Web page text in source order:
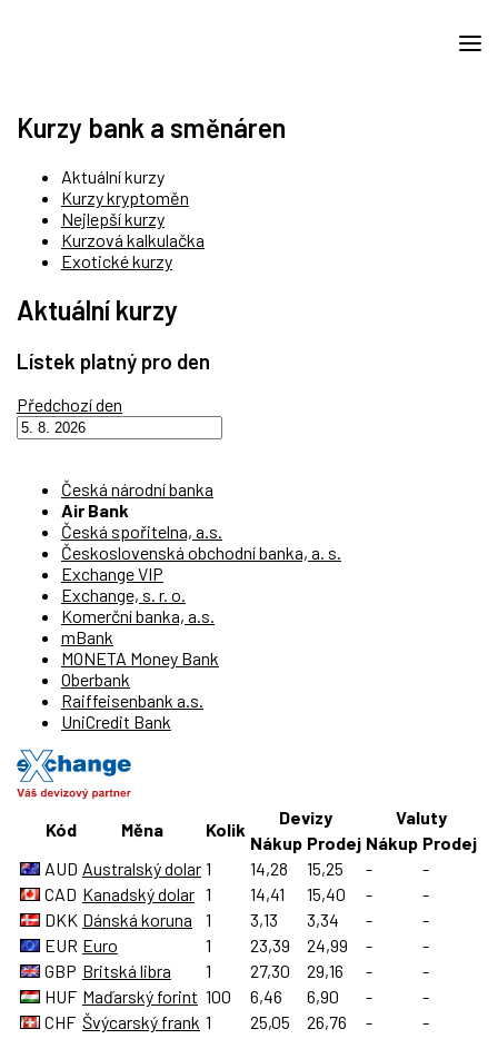
Kurzy bank a směnáren
Aktuální kurzy
Kurzy kryptoměn
Nejlepší kurzy
Kurzová kalkulačka
Exotické kurzy
Aktuální kurzy
Lístek platný pro den
Předchozí den
Česká národní banka
Air Bank
Česká spořitelna, a.s.
Československá obchodní banka, a. s.
Exchange VIP
Exchange, s. r. o.
Komerční banka, a.s.
mBank
MONETA Money Bank
Oberbank
Raiffeisenbank a.s.
UniCredit Bank
Kód Měna Kolik
Devizy
Valuty
Nákup Prodej Nákup Prodej
AUD Australský dolar 1 14,28 15,25 -
-
CAD Kanadský dolar 1 14,41 15,40 -
-
DKK Dánská koruna 1 3,13 3,34 -
-
EUR Euro 1 23,39 24,99 -
-
GBP Britská libra 1 27,30 29,16 -
-
HUF Maďarský forint 100 6,46 6,90 -
-
CHF Švýcarský frank 1 25,05 26,76 -
-